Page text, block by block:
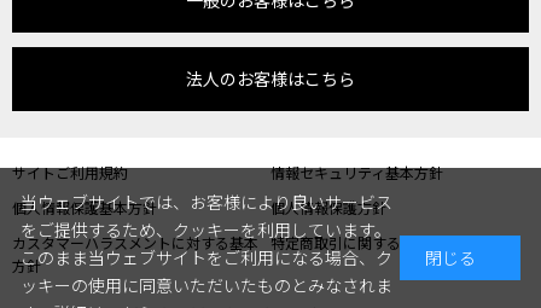
法人のお客様はこちら
サイトご利用規約
情報セキュリティ基本方針
個人情報保護基本方針
個人情報保護方針
カスタマーハラスメントに対する基本
方針
特定商取引に関する表記
当ウェブサイトでは、お客様により良いサービス
をご提供するため、クッキーを利用しています。
このまま当ウェブサイトをご利用になる場合、ク
ッキーの使用に同意いただいたものとみなされま
閉じる